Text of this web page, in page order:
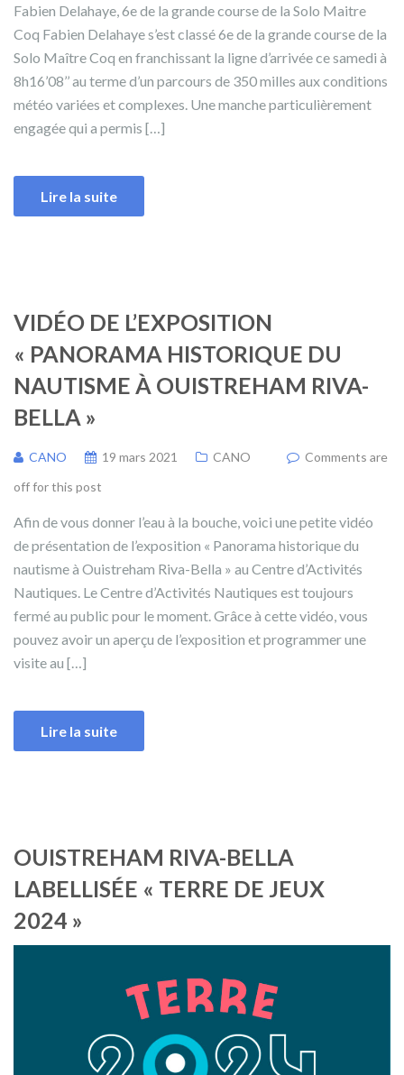
Fabien Delahaye, 6e de la grande course de la Solo Maitre
Coq Fabien Delahaye s’est classé 6e de la grande course de la
Solo Maître Coq en franchissant la ligne d’arrivée ce samedi à
8h16’08’’ au terme d’un parcours de 350 milles aux conditions
météo variées et complexes. Une manche particulièrement
engagée qui a permis […]
Lire la suite
VIDÉO DE L’EXPOSITION
« PANORAMA HISTORIQUE DU
NAUTISME À OUISTREHAM RIVA-
BELLA »
CANO 19 mars 2021 CANO
Comments are
off for this post
Afin de vous donner l’eau à la bouche, voici une petite vidéo
de présentation de l’exposition « Panorama historique du
nautisme à Ouistreham Riva-Bella » au Centre d’Activités
Nautiques. Le Centre d’Activités Nautiques est toujours
fermé au public pour le moment. Grâce à cette vidéo, vous
pouvez avoir un aperçu de l’exposition et programmer une
visite au […]
Lire la suite
OUISTREHAM RIVA-BELLA
LABELLISÉE « TERRE DE JEUX
2024 »